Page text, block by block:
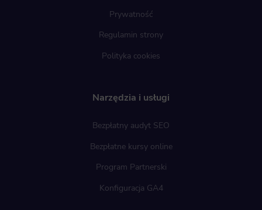
Prywatność
Regulamin strony
Polityka cookies
Narzędzia i usługi
Bezpłatny audyt SEO
Bezpłatne kursy online
Program Partnerski
Konfiguracja GA4